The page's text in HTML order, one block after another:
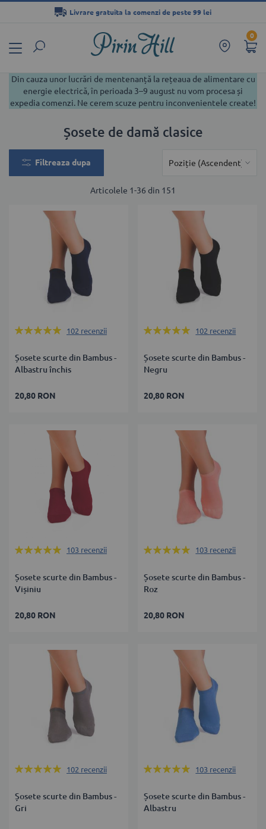
0
Livrare gratuita la comenzi de peste 99 lei
Conținut
Din cauza unor lucrări de mentenanță la rețeaua de alimentare cu
energie electrică, în perioada 3–9 august nu vom procesa și
expedia comenzi. Ne cerem scuze pentru inconvenientele create!
Șosete de damă clasice
Filtreaza dupa
Articolele 1-36 din 151
Rating:
102 recenzii
Șosete scurte din Bambus -
Albastru închis
20,80 RON
Rating:
102 recenzii
Șosete scurte din Bambus -
Negru
20,80 RON
Rating:
103 recenzii
Șosete scurte din Bambus -
Vișiniu
20,80 RON
Rating:
103 recenzii
Șosete scurte din Bambus -
Roz
20,80 RON
Rating:
102 recenzii
Șosete scurte din Bambus -
Gri
Rating:
103 recenzii
Șosete scurte din Bambus -
Albastru